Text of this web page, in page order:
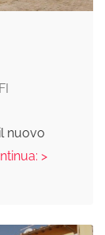
nuovo
>